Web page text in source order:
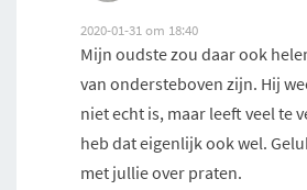
2020-01-31 om 18:40
Mijn oudste zou daar ook
van ondersteboven zijn. Hij
niet echt is, maar leeft veel te
heb dat eigenlijk ook wel.
met jullie over praten.